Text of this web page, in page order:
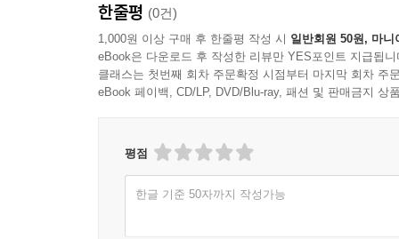
알 샤티르의 달 모델은 매개변수의 자명한 차이
른 모든 측면에서는, 특히 수성과 금성 모델에서
의 이심원-등각속도점 방식을 두 개의 주전원과
를 사용했다. 그뿐만 아니라 가끔씩은 마라가 학
알리 쿠시지는 혜성을 관찰하여 지구가 회전한
이것을 소재로 어떻게 지식이 구축되는지, 후대
걷어차면서.
그 과정에서 시대마다 당시 세계를 마름질하는
싹을 틔운 학자들의 고군분투도 실감 나게 묘사한
이 책에는 코페르니쿠스, 뉴턴과 같이 낯익은
구체적인 발전상을 알고 싶은 이들에게 이 책을 권
한줄평 (0건)
1,000원 이상 구매 후 한줄평 작성 시 일반회원 50원, 마니
eBook은 다운로드 후 작성한 리뷰만 YES포인트 지급됩니
클래스는 첫번째 회차 주문확정 시점부터 마지막 회차 주
eBook 페이백, CD/LP, DVD/Blu-ray, 패션 및 판매금지 상
평점
한글 기준 50자까지 작성가능